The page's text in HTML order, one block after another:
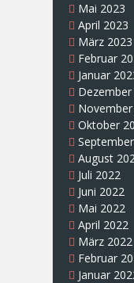
Mai 2023
April 2023
März 2023
Februar
Januar
Oktober
August
Juli 2022
Juni 2022
Mai 2022
April 2022
März 2022
Februar
Januar